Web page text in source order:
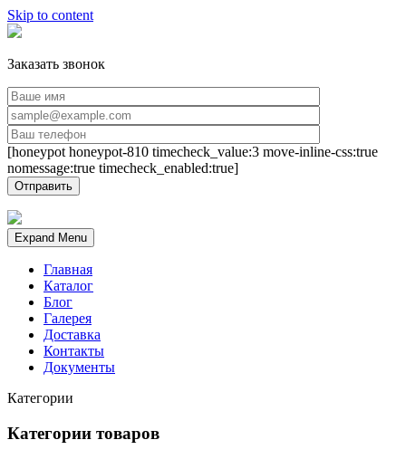
Skip to content
Заказать звонок
[honeypot honeypot-810 timecheck_value:3 move-inline-css:true
nomessage:true timecheck_enabled:true]
Expand Menu
Главная
Каталог
Блог
Галерея
Доставка
Контакты
Документы
Категории
Категории товаров